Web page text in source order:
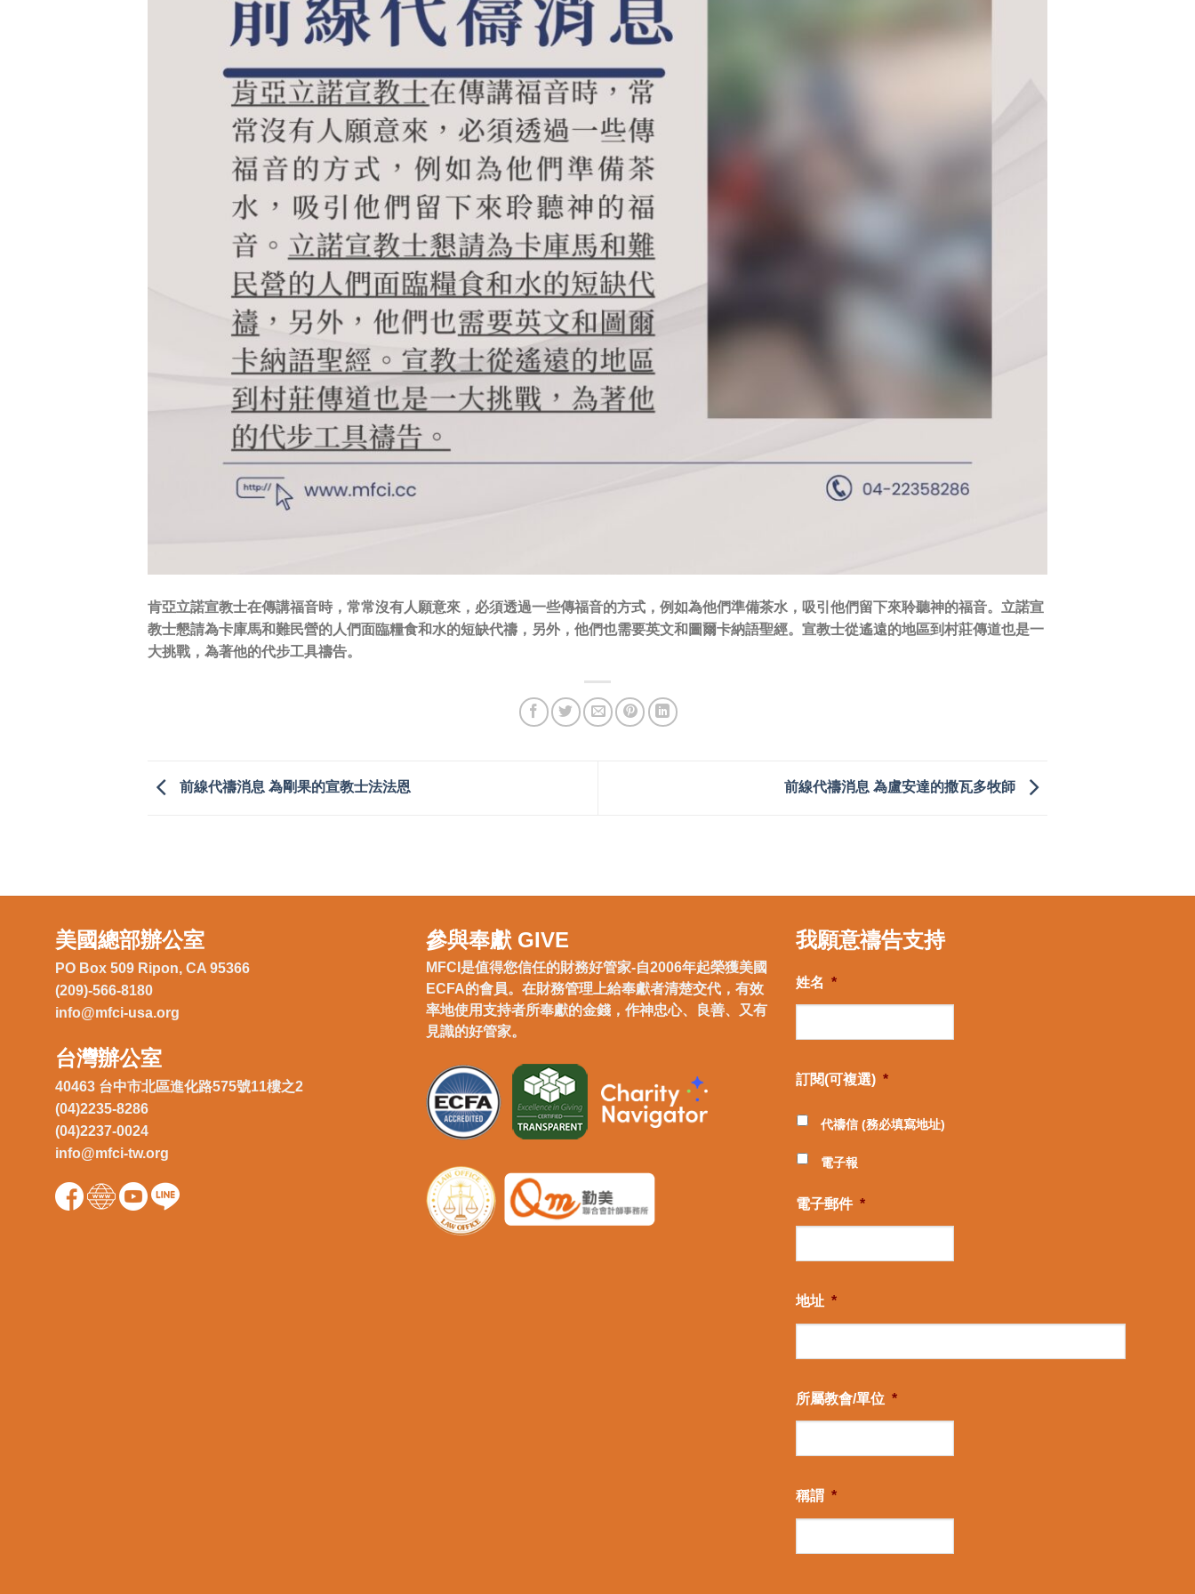
肯亞立諾宣教士在傳講福音時，常常沒有人願意來，必須透過一些傳福音的方式，例如為他們準備茶水，吸引他們留下來聆聽神的福音。立諾宣
教士懇請為卡庫馬和難民營的人們面臨糧食和水的短缺代禱，另外，他們也需要英文和圖爾卡納語聖經。宣教士從遙遠的地區到村莊傳道也是一
大挑戰，為著他的代步工具禱告。
前線代禱消息 為剛果的宣教士法法恩 前線代禱消息 為盧安達的撒瓦多牧師
美國總部辦公室
PO Box 509 Ripon, CA 95366
(209)-566-8180
info@mfci-usa.org
台灣辦公室
40463 台中市北區進化路575號11樓之2
(04)2235-8286
(04)2237-0024
info@mfci-tw.org
參與奉獻 GIVE
MFCI是值得您信任的財務好管家-自2006年起榮獲美國
ECFA的會員。在財務管理上給奉獻者清楚交代，有效
率地使用支持者所奉獻的金錢，作神忠心、良善、又有
見識的好管家。
我願意禱告支持
姓名 *
訂閱(可複選) *
代禱信 (務必填寫地址)
電子報
電子郵件 *
地址 *
所屬教會/單位 *
稱謂 *